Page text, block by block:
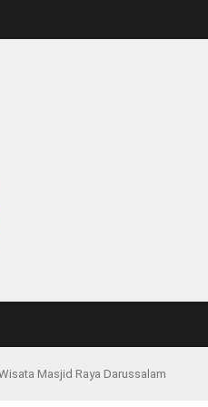
Masjid Raya Darussalam